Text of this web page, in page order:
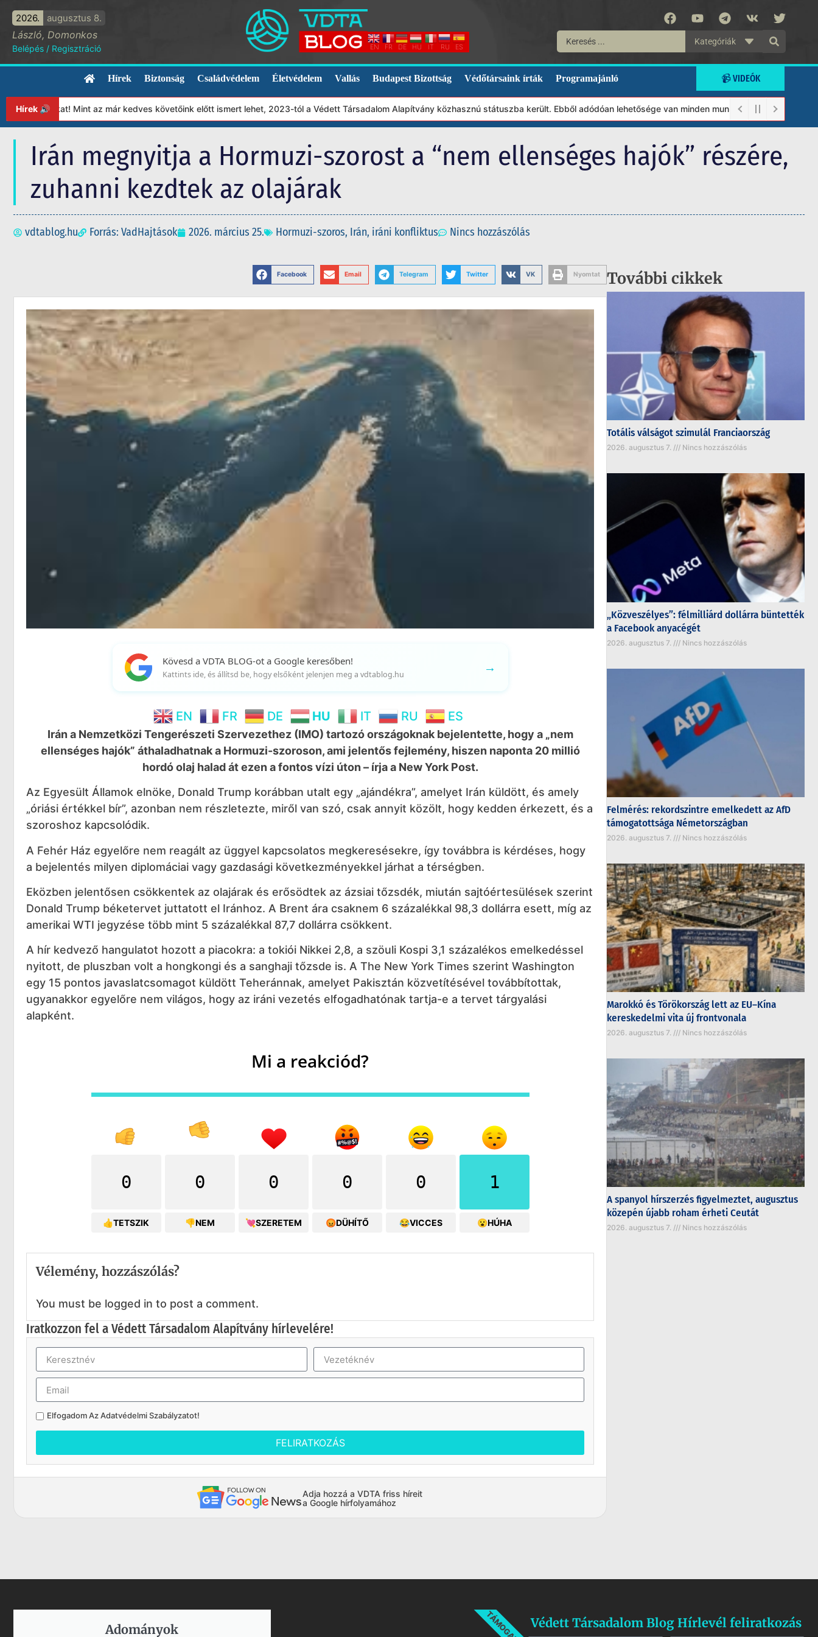
2026. augusztus 8.
László, Domonkos
Belépés / Regisztráció EN FR DE HU IT RU ES
Kategóriák
Hírek Biztonság Családvédelem Életvédelem Vallás Budapest Bizottság Védőtársaink írták Programajánló 📹 VIDEÓK
Hírek 🔊Mint az már kedves követőink előtt ismert lehet, 2023-tól a Védett Társadalom Alapítvány közhasznú státuszba került. Ebből adódóan lehetősége van minden munkánkat segíteni kívánó
Irán megnyitja a Hormuzi-szorost a “nem ellenséges hajók” részére,
zuhanni kezdtek az olajárak
vdtablog.hu Forrás: VadHajtások 2026. március 25. Hormuzi-szoros, Irán, iráni konfliktus Nincs hozzászólás
Facebook Email Telegram Twitter VK Nyomtat
Kövesd a VDTA BLOG-ot a Google keresőben!
Kattints ide, és állítsd be, hogy elsőként jelenjen meg a vdtablog.hu →
EN FR DE HU IT RU ES
Irán a Nemzetközi Tengerészeti Szervezethez (IMO) tartozó országoknak bejelentette, hogy a „nem
ellenséges hajók” áthaladhatnak a Hormuzi-szoroson, ami jelentős fejlemény, hiszen naponta 20 millió
hordó olaj halad át ezen a fontos vízi úton – írja a New York Post.
Az Egyesült Államok elnöke, Donald Trump korábban utalt egy „ajándékra”, amelyet Irán küldött, és amely
„óriási értékkel bír”, azonban nem részletezte, miről van szó, csak annyit közölt, hogy kedden érkezett, és a
szoroshoz kapcsolódik.
A Fehér Ház egyelőre nem reagált az üggyel kapcsolatos megkeresésekre, így továbbra is kérdéses, hogy
a bejelentés milyen diplomáciai vagy gazdasági következményekkel járhat a térségben.
Eközben jelentősen csökkentek az olajárak és erősödtek az ázsiai tőzsdék, miután sajtóértesülések szerint
Donald Trump béketervet juttatott el Iránhoz. A Brent ára csaknem 6 százalékkal 98,3 dollárra esett, míg az
amerikai WTI jegyzése több mint 5 százalékkal 87,7 dollárra csökkent.
A hír kedvező hangulatot hozott a piacokra: a tokiói Nikkei 2,8, a szöuli Kospi 3,1 százalékos emelkedéssel
nyitott, de pluszban volt a hongkongi és a sanghaji tőzsde is. A The New York Times szerint Washington
egy 15 pontos javaslatcsomagot küldött Teheránnak, amelyet Pakisztán közvetítésével továbbítottak,
ugyanakkor egyelőre nem világos, hogy az iráni vezetés elfogadhatónak tartja-e a tervet tárgyalási
alapként.
Mi a reakciód?
0
👍TETSZIK
0
👎NEM
0
💘SZERETEM
0
😡DÜHÍTŐ
0
😂VICCES
1
😮HÚHA
Vélemény, hozzászólás?
You must be logged in to post a comment.
Iratkozzon fel a Védett Társadalom Alapítvány hírlevelére!
Elfogadom AzAdatvédelmi Szabályzatot!
FELIRATKOZÁS
Adja hozzá a VDTA friss híreit
a Google hírfolyamához
További cikkek
Totális válságot szimulál Franciaország
2026. augusztus 7. Nincs hozzászólás
„Közveszélyes”: félmilliárd dollárra büntették
a Facebook anyacégét
2026. augusztus 7. Nincs hozzászólás
Felmérés: rekordszintre emelkedett az AfD
támogatottsága Németországban
2026. augusztus 7. Nincs hozzászólás
Marokkó és Törökország lett az EU–Kína
kereskedelmi vita új frontvonala
2026. augusztus 7. Nincs hozzászólás
A spanyol hírszerzés figyelmeztet, augusztus
közepén újabb roham érheti Ceutát
2026. augusztus 7. Nincs hozzászólás
Adományok​ Védett Társadalom Blog Hírlevél feliratkozás